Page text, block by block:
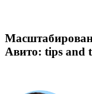
Авито: tips and